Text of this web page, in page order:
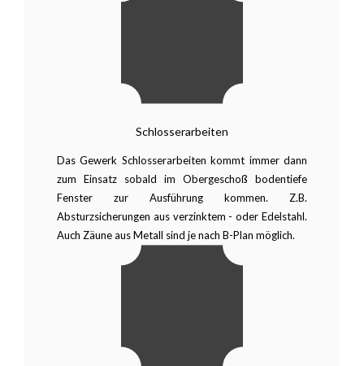
Schlosserarbeiten
Das Gewerk Schlosserarbeiten kommt immer dann
zum Einsatz sobald im Obergeschoß bodentiefe
Fenster zur Ausführung kommen. Z.B.
Absturzsicherungen aus verzinktem - oder Edelstahl.
Auch Zäune aus Metall sind je nach B-Plan möglich.